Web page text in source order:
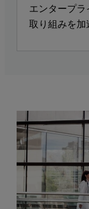
エンタープ
取り組みを加